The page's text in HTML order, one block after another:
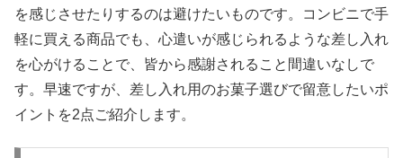
を感じさせたりするのは避けたいものです。コンビニで手
軽に買える商品でも、心遣いが感じられるような差し入れ
を心がけることで、皆から感謝されること間違いなしで
す。早速ですが、差し入れ用のお菓子選びで留意したいポ
イントを2点ご紹介します。